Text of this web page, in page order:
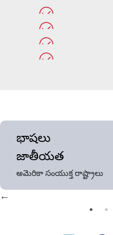
భాషలు
జాతీయత
అమెరికా సంయుక్త రాష్ట్రాలు